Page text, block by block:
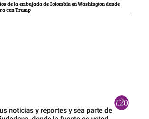
de la embajada de Colombia en Washington donde
con Trump